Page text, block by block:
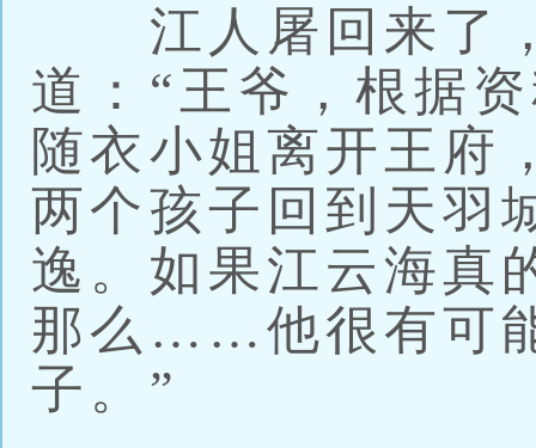
江人屠回来了，
道：“王爷，根据
随衣小姐离开王府
两个孩子回到天羽
逸。如果江云海真
那么……他很有可
子。”